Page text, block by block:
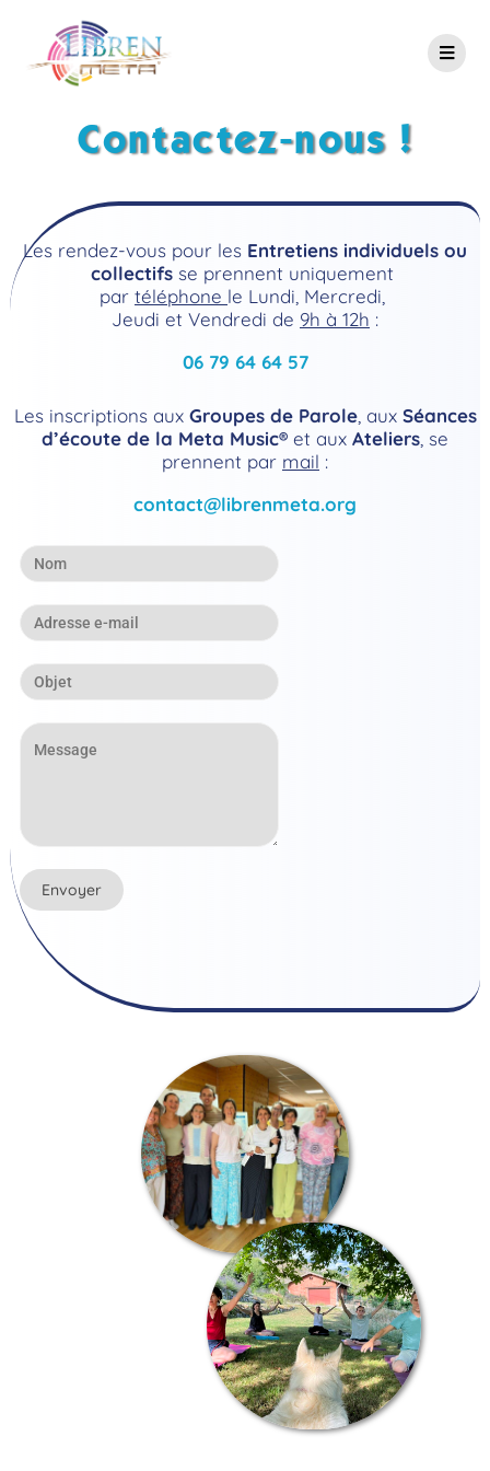
Contactez-nous !
Les rendez-vous pour les Entretiens individuels ou
collectifs se prennent uniquement
par téléphone le Lundi, Mercredi,
Jeudi et Vendredi de 9h à 12h :
06 79 64 64 57
Les inscriptions aux Groupes de Parole, aux Séances
d’écoute de la Meta Music® et aux Ateliers , se
prennent par mail :
contact@librenmeta.org